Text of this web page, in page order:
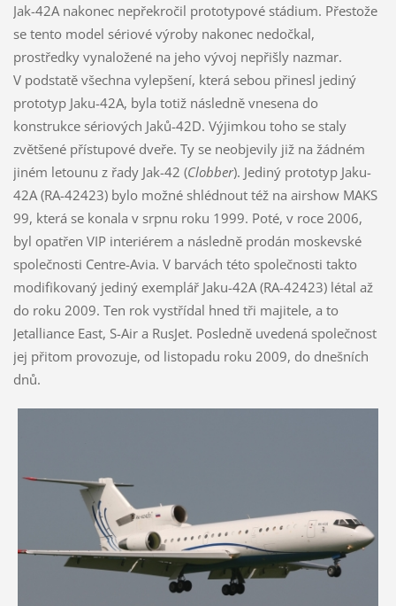
Jak-42A nakonec nepřekročil prototypové stádium. Přestože
se tento model sériové výroby nakonec nedočkal,
prostředky vynaložené na jeho vývoj nepřišly nazmar.
V podstatě všechna vylepšení, která sebou přinesl jediný
prototyp Jaku-42A, byla totiž následně vnesena do
konstrukce sériových Jaků-42D. Výjimkou toho se staly
zvětšené přístupové dveře. Ty se neobjevily již na žádném
jiném letounu z řady Jak-42 (Clobber). Jediný prototyp Jaku-
42A (RA-42423) bylo možné shlédnout též na airshow MAKS
99, která se konala v srpnu roku 1999. Poté, v roce 2006,
byl opatřen VIP interiérem a následně prodán moskevské
společnosti Centre-Avia. V barvách této společnosti takto
modifikovaný jediný exemplář Jaku-42A (RA-42423) létal až
do roku 2009. Ten rok vystřídal hned tři majitele, a to
Jetalliance East, S-Air a RusJet. Posledně uvedená společnost
jej přitom provozuje, od listopadu roku 2009, do dnešních
dnů.